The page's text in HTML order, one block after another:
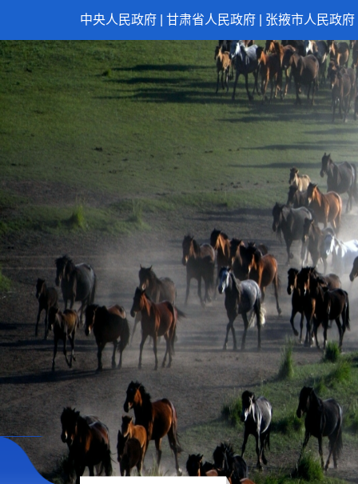
中央人民政府 甘肃省人民政府 张掖市人民政府